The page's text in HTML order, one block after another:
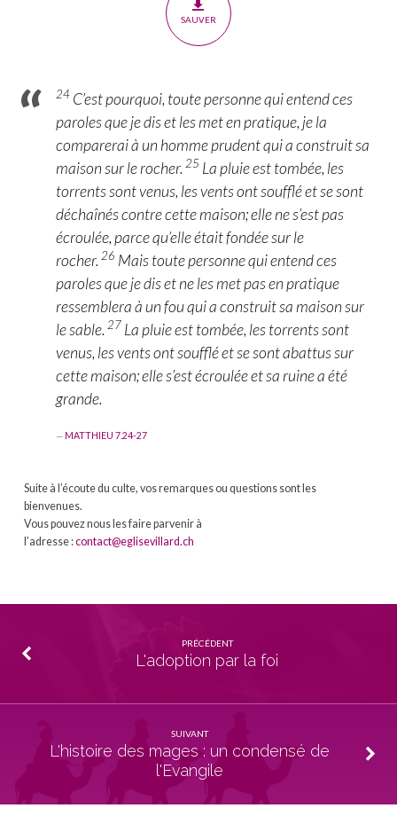
SAUVER
24 C’est pourquoi, toute personne qui entend ces
paroles que je dis et les met en pratique, je la
comparerai à un homme prudent qui a construit sa
maison sur le rocher.25 La pluie est tombée, les
torrents sont venus, les vents ont soufflé et se sont
déchaînés contre cette maison; elle ne s’est pas
écroulée, parce qu’elle était fondée sur le
rocher.26 Mais toute personne qui entend ces
paroles que je dis et ne les met pas en pratique
ressemblera à un fou qui a construit sa maison sur
le sable.27 La pluie est tombée, les torrents sont
venus, les vents ont soufflé et se sont abattus sur
cette maison; elle s’est écroulée et sa ruine a été
grande.
MATTHIEU 7.24-27
Suite à l’écoute du culte, vos remarques ou questions sont les
bienvenues.
Vous pouvez nous les faire parvenir à
l’adresse :contact@eglisevillard.ch
PRÉCÉDENT
L'adoption par la foi
SUIVANT
L'histoire des mages : un condensé de
l'Evangile